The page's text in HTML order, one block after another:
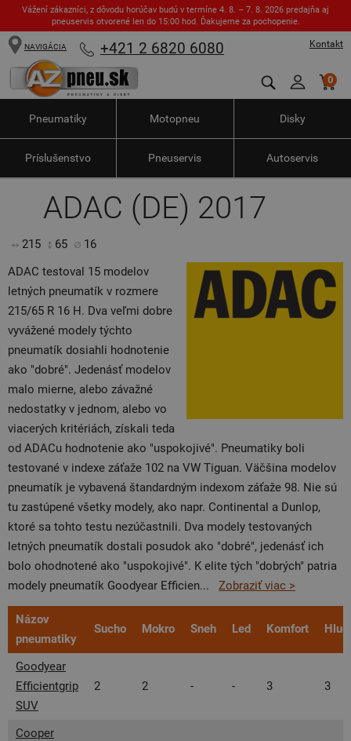
Vážení zákazníci, z dôvodu horúčav budú v termíne 4. 8. – 7. 8. 2026 predajňa aj
pneuservis otvorené len do 15:00 hod. Ďakujeme za pochopenie.
Kontakt
NAVIGÁCIA +421 2 6820 6080
0
Pneumatiky Motopneu Disky
Príslušenstvo Pneuservis Autoservis
ADAC (DE) 2017
215 65
16
ADAC testoval 15 modelov
letných pneumatík v rozmere
215/65 R 16 H. Dva veľmi dobre
vyvážené modely týchto
pneumatík dosiahli hodnotenie
ako "dobré". Jedenásť modelov
malo mierne, alebo závažné
nedostatky v jednom, alebo vo
viacerých kritériách, získali teda
od ADACu hodnotenie ako "uspokojivé". Pneumatiky boli
testované v indexe záťaže 102 na VW Tiguan. Väčšina modelov
pneumatík je vybavená štandardným indexom záťaže 98. Nie sú
tu zastúpené všetky modely, ako napr. Continental a Dunlop,
ktoré sa tohto testu nezúčastnili. Dva modely testovaných
letných pneumatík dostali posudok ako "dobré", jedenásť ich
bolo ohodnotené ako "uspokojivé". K elite tých "dobrých" patria
modely pneumatík Goodyear Efficien... Zobraziť viac >
Názov
pneumatiky
Sucho Mokro Sneh Led Komfort
Goodyear
Efficientgrip
SUV
2 2 - - 3 3
Cooper